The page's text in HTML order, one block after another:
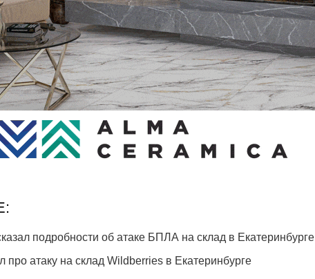
подробности об атаке БПЛА на склад в Екатеринбурге
про атаку на склад Wildberries в Екатеринбурге